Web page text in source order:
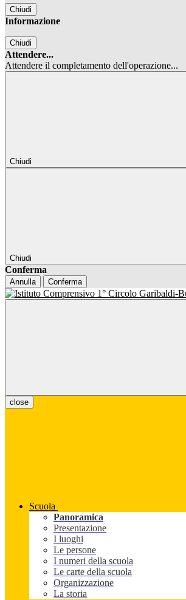
Chiudi
Informazione
Chiudi
Attendere...
Attendere il completamento dell'operazione...
Chiudi
Chiudi
Conferma
Annulla Conferma
close
Scuola
Panoramica
Presentazione
I luoghi
Le persone
I numeri della scuola
Le carte della scuola
Organizzazione
La storia